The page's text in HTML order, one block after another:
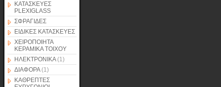
ΚΑΤΑΣΚΕΥΕΣ
PLEXIGLASS
ΣΦΡΑΓΙΔΕΣ
ΕΙΔΙΚΕΣ ΚΑΤΑΣΚΕΥΕΣ
ΧΕΙΡΟΠΟΙΗΤΑ
ΚΕΡΑΜΙΚΑ ΤΟΙΧΟΥ
ΗΛΕΚΤΡΟΝΙΚΑ(1)
ΔΙΑΦΟΡΑ(1)
ΚΑΘΡΕΠΤΕΣ